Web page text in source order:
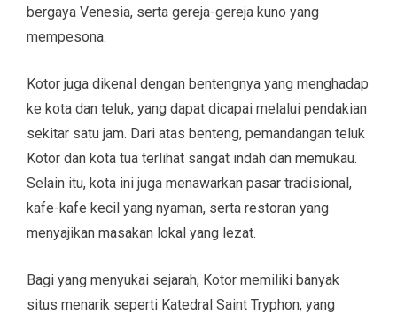
bergaya Venesia, serta gereja-gereja kuno yang
mempesona.
Kotor juga dikenal dengan bentengnya yang menghadap
ke kota dan teluk, yang dapat dicapai melalui pendakian
sekitar satu jam. Dari atas benteng, pemandangan teluk
Kotor dan kota tua terlihat sangat indah dan memukau.
Selain itu, kota ini juga menawarkan pasar tradisional,
kafe-kafe kecil yang nyaman, serta restoran yang
menyajikan masakan lokal yang lezat.
Bagi yang menyukai sejarah, Kotor memiliki banyak
situs menarik seperti Katedral Saint Tryphon, yang